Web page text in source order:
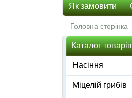
Як замовити
Головна сторінка
Каталог товарів
Насіння
Міцелій грибів